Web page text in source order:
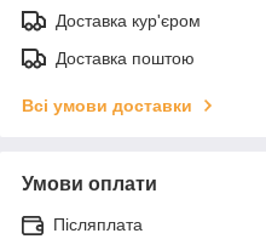
Доставка кур'єром
Доставка поштою
Всі умови доставки
Умови оплати
Післяплата